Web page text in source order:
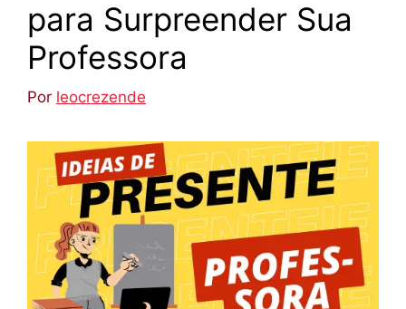
para Surpreender Sua
Professora
Por leocrezende